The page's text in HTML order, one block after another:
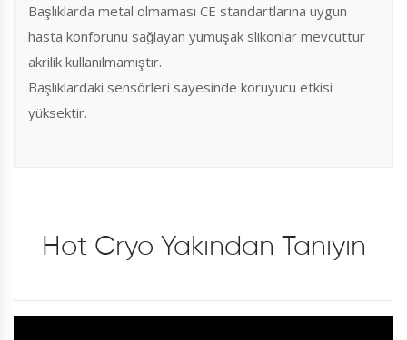
Başlıklarda metal olmaması CE standartlarına uygun
hasta konforunu sağlayan yumuşak slikonlar mevcuttur
akrilik kullanılmamıştır.
Başlıklardaki sensörleri sayesinde koruyucu etkisi
yüksektir.
Hot Cryo Yakından Tanıyın